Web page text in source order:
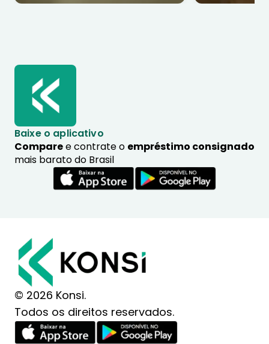
Baixe o aplicativo
Comparee contrate o empréstimo consignado
mais barato do Brasil
© 2026 Konsi.
Todos os direitos reservados.